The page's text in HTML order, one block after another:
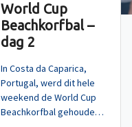
World Cup
Beachkorfbal –
dag 2
In Costa da Caparica,
Portugal, werd dit hele
weekend de World Cup
Beachkorfbal gehouden.